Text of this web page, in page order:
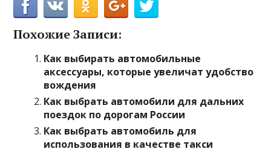
Похожие Записи:
Как выбирать автомобильные
аксессуары, которые увеличат удобство
вождения
Как выбрать автомобили для дальних
поездок по дорогам России
Как выбрать автомобиль для
использования в качестве такси